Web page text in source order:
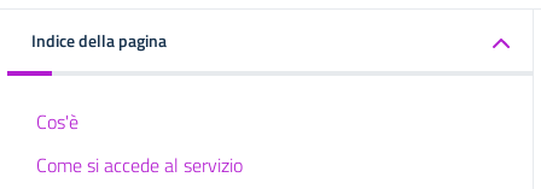
Indice della pagina
Cos'è
Come si accede al servizio